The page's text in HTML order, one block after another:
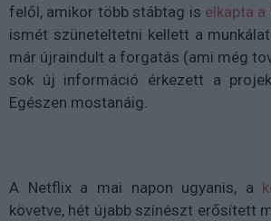
felől, amikor több stábtag is elkapta
ismét szüneteltetni kellett a
már újraindult a forgatás (ami még
sok új információ érkezett a
Egészen mostanáig.
A Netflix a mai napon ugyanis, a
követve, hét újabb színészt erősített